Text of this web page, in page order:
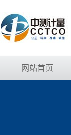
网站首页